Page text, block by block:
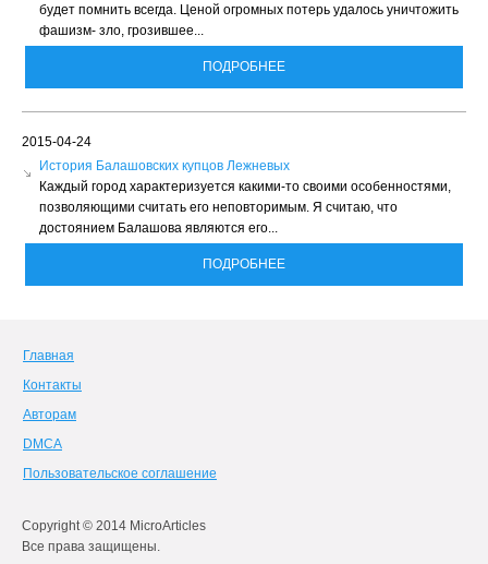
будет помнить всегда. Ценой огромных потерь удалось уничтожить
фашизм- зло, грозившее...
ПОДРОБНЕЕ
2015-04-24
История Балашовских купцов Лежневых
Каждый город характеризуется какими-то своими особенностями,
позволяющими считать его неповторимым. Я считаю, что
достоянием Балашова являются его...
ПОДРОБНЕЕ
Copyright © 2014 MicroArticles
Все права защищены.
Главная
Контакты
Авторам
DMCA
Пользовательское соглашение